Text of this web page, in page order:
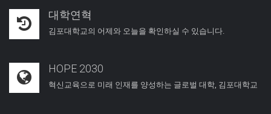
대학연혁
김포대학교의 어제와 오늘을 확인하실 수 있습니다.
HOPE 2030
혁신교육으로 미래 인재를 양성하는 글로벌 대학, 김포대학교